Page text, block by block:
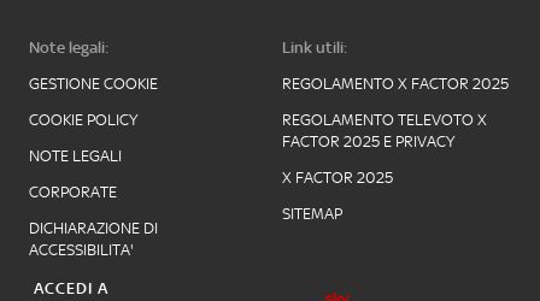
Note legali:
GESTIONE COOKIE
COOKIE POLICY
NOTE LEGALI
CORPORATE
DICHIARAZIONE DI
ACCESSIBILITA'
Link utili:
REGOLAMENTO X FACTOR 2025
REGOLAMENTO TELEVOTO X
FACTOR 2025 E PRIVACY
X FACTOR 2025
SITEMAP
ACCEDI A